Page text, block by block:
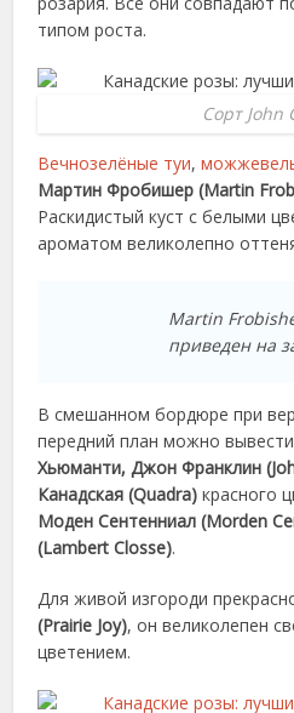
типом роста.
Сорт John
Вечнозелёные туи,
Мартин Фробишер (Martin
Раскидистый куст с белыми
ароматом великолепно
Martin
приведен на
В смешанном бордюре при
передний план можно
Хьюманти, Джон Франклин
Канадская (Quadra) красного
Моден Сентенниал (Morden
(Lambert Closse).
Для живой изгороди
(Prairie Joy), он великолепен
цветением.